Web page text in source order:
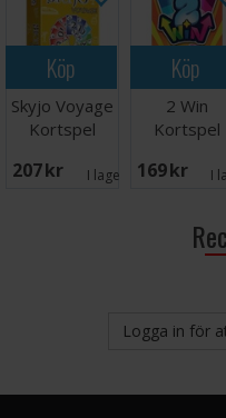
Köp
Skyjo Voyage
Kortspel
207 SEK I lager:
Köp
2 Win
Kortspel
169 SEK I
Logga in för